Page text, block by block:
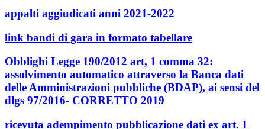
appalti aggiudicati anni 2021-2022
link bandi di gara in formato tabellare
Obblighi Legge 190/2012 art, 1 comma 32:
assolvimento automatico attraverso la Banca dati
delle Amministrazioni pubbliche (BDAP), ai sensi del
dlgs 97/2016- CORRETTO 2019
ricevuta adempimento pubblicazione dati ex art. 1